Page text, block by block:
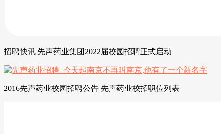
招聘快讯 先声药业集团2022届校园招聘正式启动
2016先声药业校园招聘公告 先声药业校招职位列表